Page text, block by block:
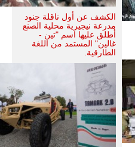
الكشف عن أول ناقلة جنود
مدرعة نيجيرية محلية الصنع
أطلق عليها اسم "تين -
غالين" المستمد من اللغة
الطارقية.